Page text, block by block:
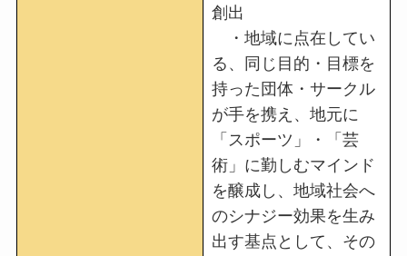
創出
・地域に点在してい
る、同じ目的・目標を
持った団体・サークル
が手を携え、地元に
「スポーツ」・「芸
術」に勤しむマインド
を醸成し、地域社会へ
のシナジー効果を生み
出す基点として、その